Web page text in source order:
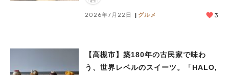
2026年7月22日 グルメ 3
【高槻市】築180年の古民家で味わ
う、世界レベルのスイーツ。「HALO,